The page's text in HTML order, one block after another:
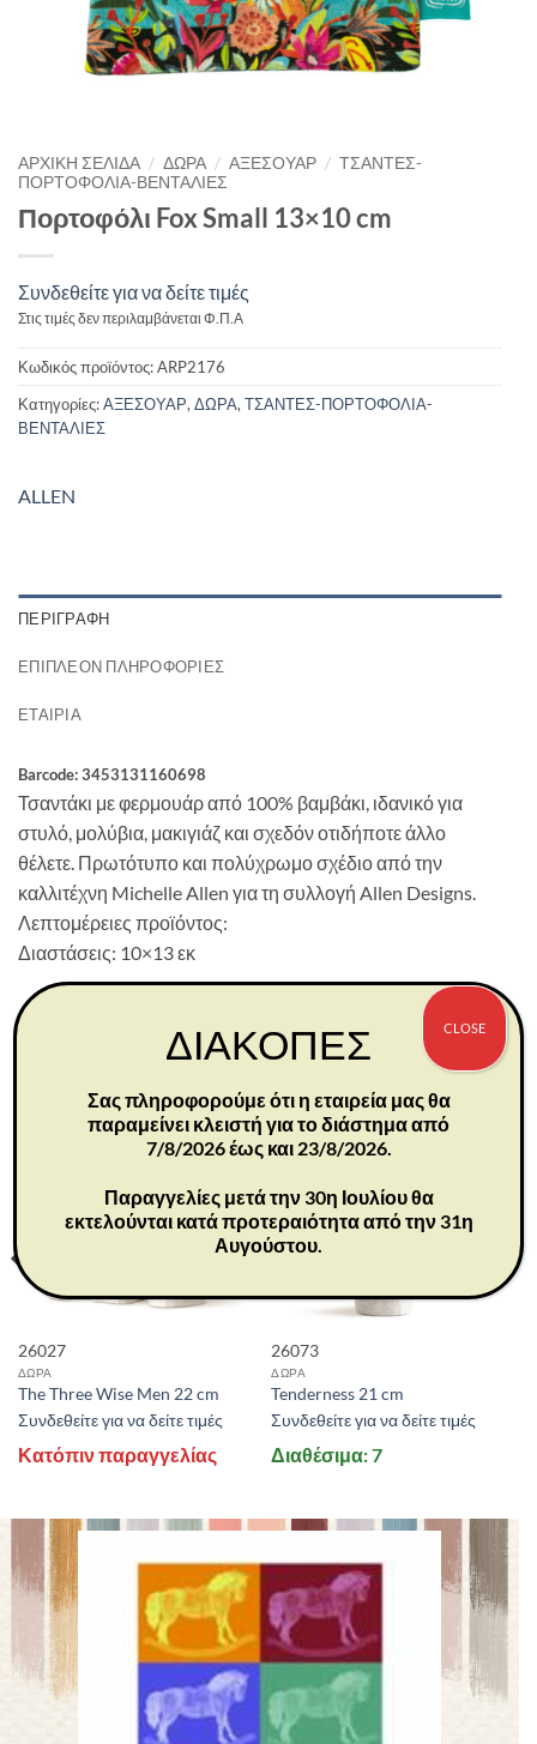
ΑΡΧΙΚΉ ΣΕΛΊΔΑ / ΔΩΡΑ / ΑΞΕΣΟΥΑΡ / ΤΣΑΝΤΕΣ-
ΠΟΡΤΟΦΟΛΙΑ-ΒΕΝΤΑΛΙΕΣ
Πορτοφόλι Fox Small 13×10 cm
Συνδεθείτε για να δείτε τιμές
Στις τιμές δεν περιλαμβάνεται Φ.Π.Α
Κωδικός προϊόντος:ARP2176
Κατηγορίες:ΑΞΕΣΟΥΑΡ,ΔΩΡΑ,ΤΣΑΝΤΕΣ-ΠΟΡΤΟΦΟΛΙΑ-
ΒΕΝΤΑΛΙΕΣ
ALLEN
ΠΕΡΙΓΡΑΦΉ
ΕΠΙΠΛΈΟΝ ΠΛΗΡΟΦΟΡΊΕΣ
ΕΤΑΙΡΊΑ
Barcode: 3453131160698
Τσαντάκι με φερμουάρ από 100% βαμβάκι, ιδανικό για
στυλό, μολύβια, μακιγιάζ και σχεδόν οτιδήποτε άλλο
θέλετε. Πρωτότυπο και πολύχρωμο σχέδιο από την
καλλιτέχνη Michelle Allen για τη συλλογή Allen Designs.
Λεπτομέρειες προϊόντος:
Διαστάσεις: 10×13 εκ
ΣΧΕΤΙΚΆ ΠΡΟΪΌΝΤΑ
26027
ΔΩΡΑ
The Three Wise Men 22 cm
Συνδεθείτε για να δείτε τιμές
Κατόπιν παραγγελίας
26073
ΔΩΡΑ
Tenderness 21 cm
Συνδεθείτε για να δείτε τιμές
Διαθέσιμα: 7
ΔΙΑΚΟΠΕΣ
Σας πληροφορούμε ότι η εταιρεία μας θα
παραμείνει κλειστή για το διάστημα από
7/8/2026 έως και 23/8/2026.
Παραγγελίες μετά την 30η Ιουλίου θα
εκτελούνται κατά προτεραιότητα από την 31η
Αυγούστου.
CLOSE